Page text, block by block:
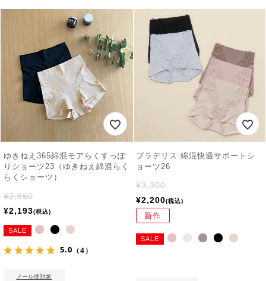
ゆきねえ365綿混モアらくすっぽ
りショーツ23（ゆきねえ綿混らく
らくショーツ）
¥2,860
¥2,193 税込
SALE
5.0 （4）
メール便対象
ブラデリス 綿混快適サポートシ
ョーツ26
¥3,300
¥2,200 税込
新作
SALE